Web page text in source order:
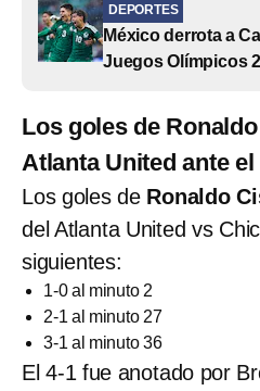
DEPORTES
México derrota a
Juegos Olímpicos
Los goles de
Atlanta United ante
Los goles de Ronaldo
del Atlanta United vs
siguientes:
1-0 al minuto 2
2-1 al minuto 27
3-1 al minuto 36
El 4-1 fue anotado por